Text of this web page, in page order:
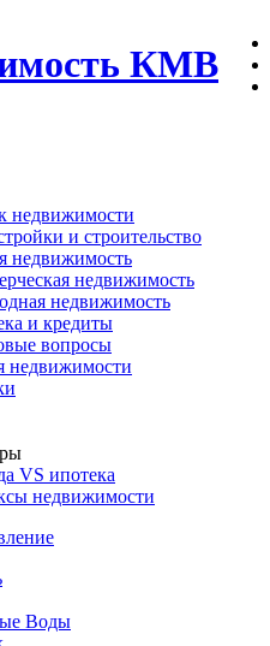
КМВ
недвижимости
и строительство
недвижимость
недвижимость
недвижимость
и кредиты
вопросы
недвижимости
VS ипотека
недвижимости
Воды